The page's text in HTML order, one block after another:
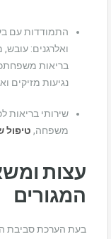
התמודדות עם
ואלרגנים:
בריאות
נגיעות מזיקים
שירותי בריאות
משפחה, טיפול
עצות
המגורים
בעת הערכת סביבת